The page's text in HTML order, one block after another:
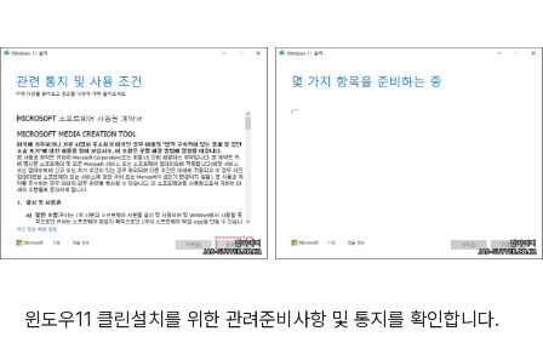
윈도우11 클린설치를 위한 관려준비사항 및 통지를 확인합니다.